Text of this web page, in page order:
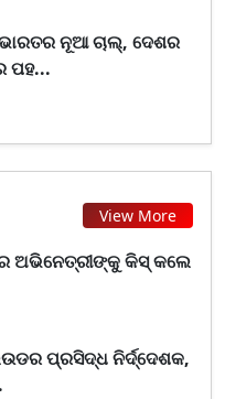
ଭାରତର ନୂଆ ଚାଲ୍, ଦେଶର
ପହ...
View More
ଅଭିନେତ୍ରୀଙ୍କୁ କିସ୍ କଲେ
ପ୍ରସିଦ୍ଧ ନିର୍ଦ୍ଦେଶକ,